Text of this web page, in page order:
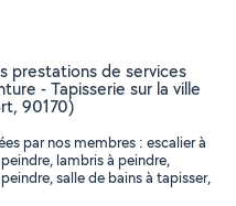
prestations de services
- Tapisserie sur la ville
90170)
par nos membres : escalier à
lambris à peindre,
salle de bains à tapisser,